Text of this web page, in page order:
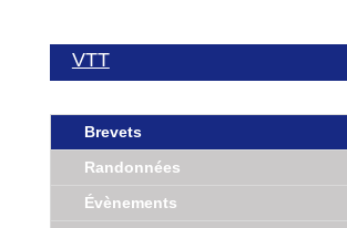
VTT
Brevets
Randonnées
Évènements